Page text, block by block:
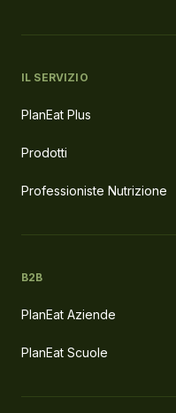
IL SERVIZIO
PlanEat Plus
Prodotti
Professioniste Nutrizione
B2B
PlanEat Aziende
PlanEat Scuole